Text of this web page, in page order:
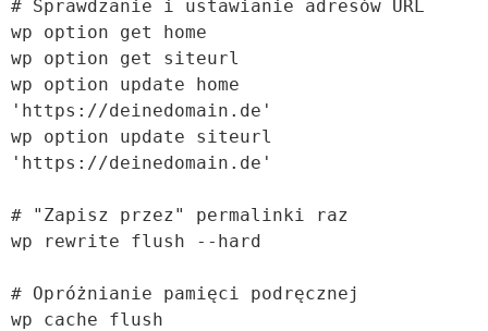
# Sprawdzanie i ustawianie adresów URL
wp option get home
wp option get siteurl
wp option update home
'https://deinedomain.de'
wp option update siteurl
'https://deinedomain.de'
# "Zapisz przez" permalinki raz
wp rewrite flush --hard
# Opróżnianie pamięci podręcznej
wp cache flush